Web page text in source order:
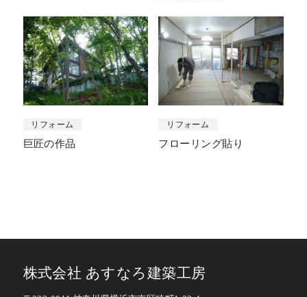
リフォーム
巨匠の作品
リフォーム
フローリング貼り
株式会社 あすなろ建築工房